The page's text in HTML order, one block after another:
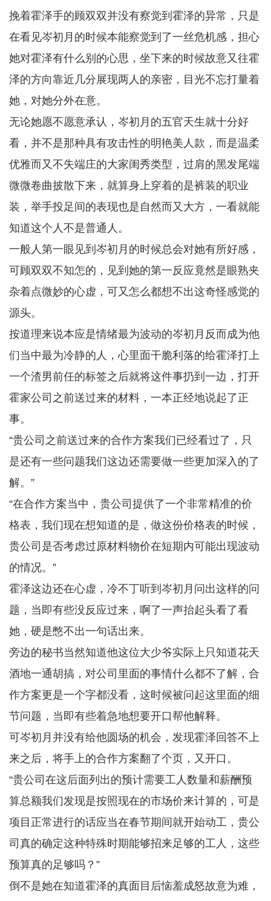
挽着霍泽手的顾双双并没有察觉到霍泽的异常，只是
在看见岑初月的时候本能察觉到了一丝危机感，担心
她对霍泽有什么别的心思，坐下来的时候故意又往霍
泽的方向靠近几分展现两人的亲密，目光不忘打量着
她，对她分外在意。
无论她愿不愿意承认，岑初月的五官天生就十分好
看，并不是那种具有攻击性的明艳美人款，而是温柔
优雅而又不失端庄的大家闺秀类型，过肩的黑发尾端
微微卷曲披散下来，就算身上穿着的是裤装的职业
装，举手投足间的表现也是自然而又大方，一看就能
知道这个人不是普通人。
一般人第一眼见到岑初月的时候总会对她有所好感，
可顾双双不知怎的，见到她的第一反应竟然是眼熟夹
杂着点微妙的心虚，可又怎么都想不出这奇怪感觉的
源头。
按道理来说本应是情绪最为波动的岑初月反而成为他
们当中最为冷静的人，心里面干脆利落的给霍泽打上
一个渣男前任的标签之后就将这件事扔到一边，打开
霍家公司之前送过来的材料，一本正经地说起了正
事。
“贵公司之前送过来的合作方案我们已经看过了，只
是还有一些问题我们这边还需要做一些更加深入的了
解。”
“在合作方案当中，贵公司提供了一个非常精准的价
格表，我们现在想知道的是，做这份价格表的时候，
贵公司是否考虑过原材料物价在短期内可能出现波动
的情况。”
霍泽这边还在心虚，冷不丁听到岑初月问出这样的问
题，当即有些没反应过来，啊了一声抬起头看了看
她，硬是憋不出一句话出来。
旁边的秘书当然知道他这位大少爷实际上只知道花天
酒地一通胡搞，对公司里面的事情什么都不了解，合
作方案更是一个字都没看，这时候被问起这里面的细
节问题，当即有些着急地想要开口帮他解释。
可岑初月并没有给他圆场的机会，发现霍泽回答不上
来之后，将手上的合作方案翻了个页，又开口。
“贵公司在这后面列出的预计需要工人数量和薪酬预
算总额我们发现是按照现在的市场价来计算的，可是
项目正常进行的话应当在春节期间就开始动工，贵公
司真的确定这种特殊时期能够招来足够的工人，这些
预算真的足够吗？”
倒不是她在知道霍泽的真面目后恼羞成怒故意为难，